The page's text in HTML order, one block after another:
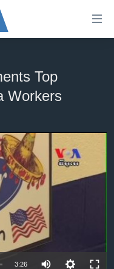
Top
Workers
available
3:26